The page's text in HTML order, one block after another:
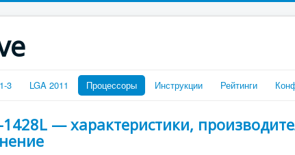
3 LGA 2011 Процессоры Инструкции Рейтинги
— характеристики,